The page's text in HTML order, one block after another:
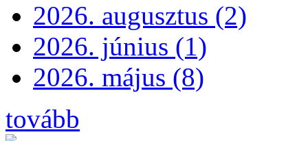
2026. augusztus (2)
2026. június (1)
2026. május (8)
tovább